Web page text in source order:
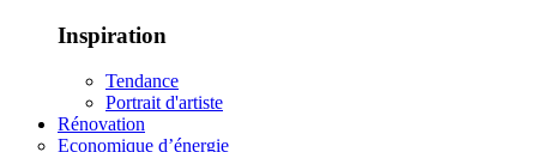
Inspiration
Tendance
Portrait d'artiste
Rénovation
Economique d’énergie